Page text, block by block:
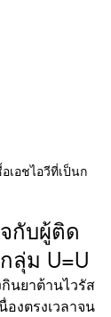
เอชไอวีที่เป็นก
กับผู้ติด
ลุ่ม U=U
นยาต้านไวรัส
งตรงเวลาจน